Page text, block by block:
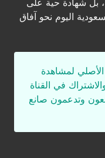
بل شهادة حية على
اليوم نحو آفاق
الأصلي لمشاهدة
في القناة
وتدعمون صانع